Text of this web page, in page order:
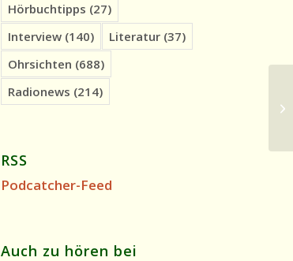
Hörbuchtipps (27)
Interview (140) Literatur (37)
Ohrsichten (688)
Radionews (214)
RSS
Podcatcher-Feed
Auch zu hören bei